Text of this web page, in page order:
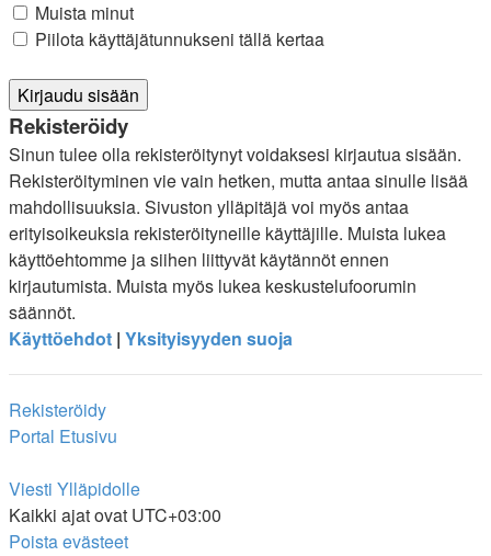
Muista minut
Piilota käyttäjätunnukseni tällä kertaa
Rekisteröidy
Sinun tulee olla rekisteröitynyt voidaksesi kirjautua sisään.
Rekisteröityminen vie vain hetken, mutta antaa sinulle lisää
mahdollisuuksia. Sivuston ylläpitäjä voi myös antaa
erityisoikeuksia rekisteröityneille käyttäjille. Muista lukea
käyttöehtomme ja siihen liittyvät käytännöt ennen
kirjautumista. Muista myös lukea keskustelufoorumin
säännöt.
Käyttöehdot | Yksityisyyden suoja
Rekisteröidy
Portal Etusivu
Viesti Ylläpidolle
Kaikki ajat ovat UTC+03:00
Poista evästeet